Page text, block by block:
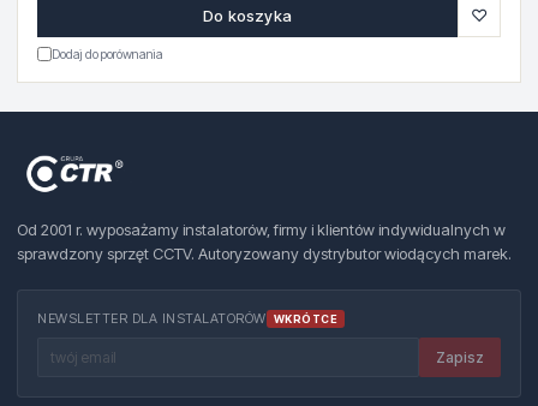
Do koszyka ♡
Dodaj do porównania
Od 2001 r. wyposażamy instalatorów, firmy i klientów indywidualnych w
sprawdzony sprzęt CCTV. Autoryzowany dystrybutor wiodących marek.
NEWSLETTER DLA INSTALATORÓW WKRÓTCE
Zapisz